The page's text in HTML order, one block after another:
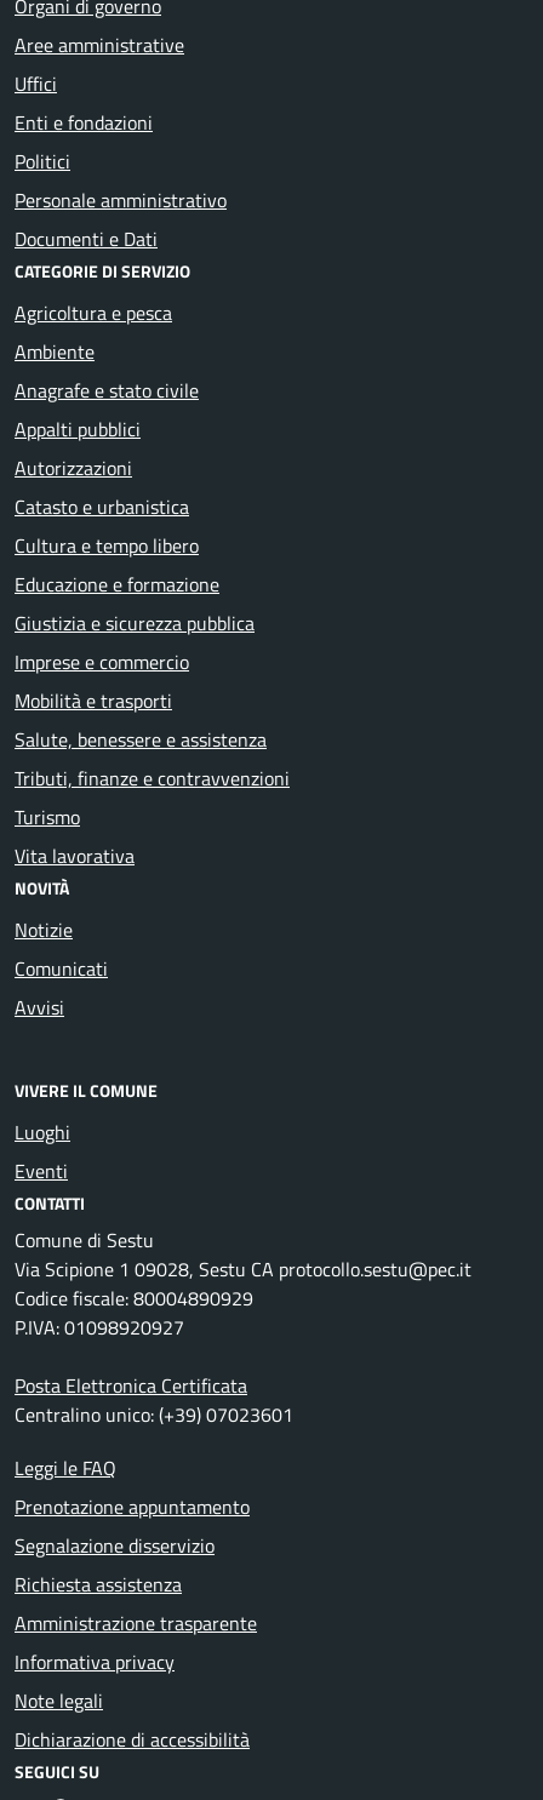
Aree amministrative
Uffici
Enti e fondazioni
Politici
Personale amministrativo
Documenti e Dati
CATEGORIE DI SERVIZIO
Agricoltura e pesca
Ambiente
Anagrafe e stato civile
Appalti pubblici
Autorizzazioni
Catasto e urbanistica
Cultura e tempo libero
Educazione e formazione
Giustizia e sicurezza pubblica
Imprese e commercio
Mobilità e trasporti
Salute, benessere e assistenza
Tributi, finanze e contravvenzioni
Turismo
Vita lavorativa
NOVITÀ
Notizie
Comunicati
Avvisi
VIVERE IL COMUNE
Luoghi
Eventi
CONTATTI
Comune di Sestu
Via Scipione 1 09028, Sestu CA protocollo.sestu@pec.it
Codice fiscale: 80004890929
P.IVA: 01098920927
Posta Elettronica Certificata
Centralino unico: (+39) 07023601
Leggi le FAQ
Prenotazione appuntamento
Segnalazione disservizio
Richiesta assistenza
Amministrazione trasparente
Informativa privacy
Note legali
Dichiarazione di accessibilità
SEGUICI SU